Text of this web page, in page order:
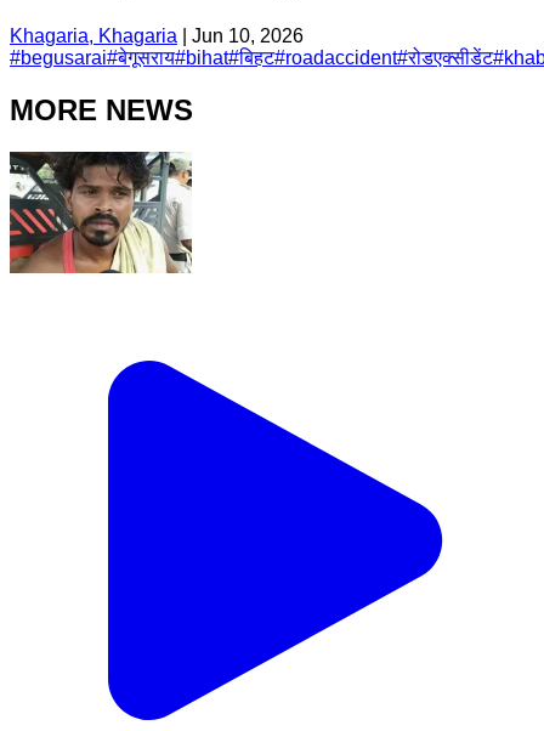
Khagaria, Khagaria
Jun 10, 2026
#begusarai#बेगूसराय#bihat#बिहट#roadaccident#रोडएक्सीडेंट#
MORE NEWS